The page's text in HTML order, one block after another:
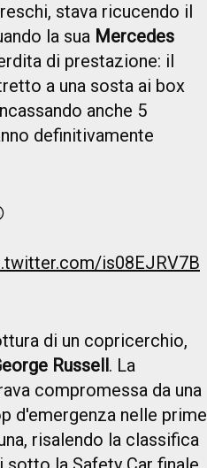
stava ricucendo il
la sua Mercedes
di prestazione: il
a una sosta ai box
anche 5
definitivamente
is08EJRV7B
di un copricerchio,
Russell. La
compromessa da una
d'emergenza nelle prime
risalendo la classifica